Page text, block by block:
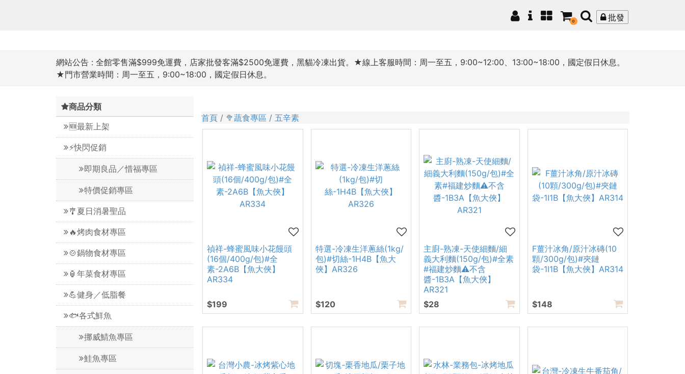
0 批發
網站公告 : 全館零售滿$999免運費，店家批發客滿$2500免運費，黑貓冷凍出貨。★線上客服時間：周一至五，9:00~12:00、13:00~18:00，國定假日休息。
★門市營業時間：周一至五，9:00~18:00，國定假日休息。
商品分類
🆕最新上架
⚡️快閃促銷
即期良品／惜福專區
特價促銷專區
🎐夏日消暑聖品
🔥烤肉食材專區
🍲鍋物食材專區
🏮年菜食材專區
💪健身／低脂餐
🐟各式鮮魚
挪威鯖魚專區
鮭魚專區
首頁 🥦蔬食專區 五辛素
禎祥-蜂蜜風味小花饅頭
(16個/400g/包)#全
素-2A6B【魚大俠】
AR334
$199
特選-冷凍生洋蔥絲(1kg/
包)#切絲-1H4B【魚大
俠】AR326
$120
主廚-熟凍-天使細麵/細
義大利麵(150g/包)#全素
#福建炒麵⚠️不含
醬-1B3A【魚大俠】
AR321
$28
F薑汁冰角/原汁冰磚(10
顆/300g/包)#夾鏈
袋-1I1B【魚大俠】AR314
$148